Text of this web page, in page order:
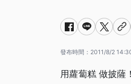
發布時間： 2011/8/2
用蘿蔔糕 做披薩